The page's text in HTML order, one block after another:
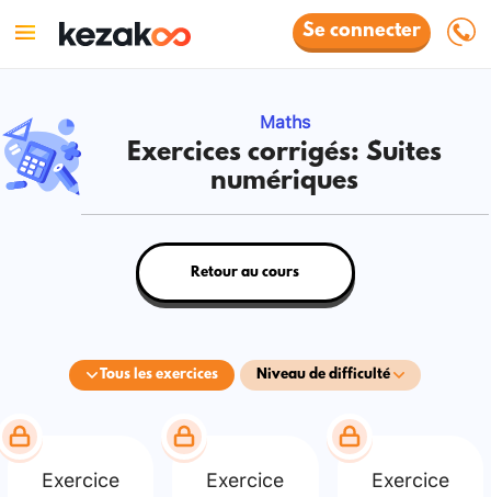
Se connecter
Maths
Exercices corrigés: Suites
numériques
Tous les exercices Niveau de difficulté
Retour au cours
Exercice Exercice Exercice